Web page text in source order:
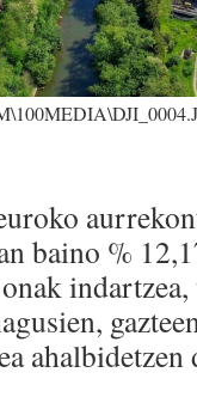
baino %
ahalbidetzen